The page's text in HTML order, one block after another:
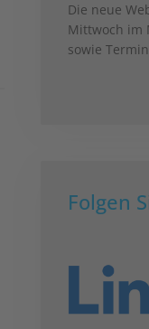
Die neue
Mittwoch im
sowie
Folgen